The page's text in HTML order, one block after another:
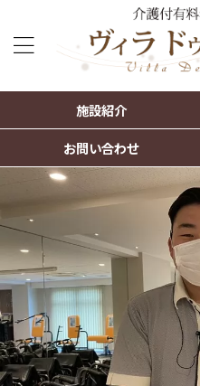
施設紹介
お問い合わせ